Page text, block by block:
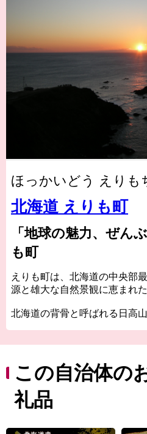
ほっかいどう えりも
北海道 えりも町
「地球の魅力、ぜん
も町
えりも町は、北海道の中央部
源と雄大な自然景観に恵まれ
北海道の背骨と呼ばれる日高
を有しています。
まちの大部分が太平洋に面し
かることから、鮭や毛がに、
も有数の漁場です。
この自治体の
礼品